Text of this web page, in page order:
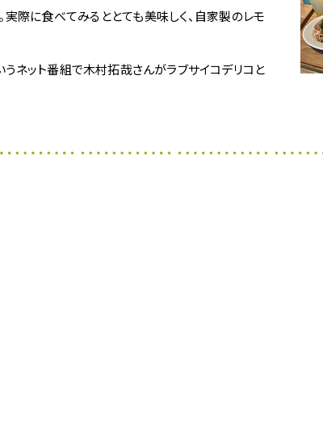
際に食べてみるととても美味しく、自家製のレモ
うネット番組で木村拓哉さんがラブサイコデリコと